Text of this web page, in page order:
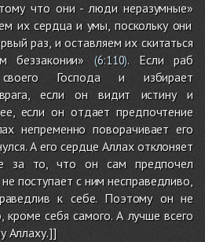
что они - люди неразумные»
их сердца и умы, поскольку они
раз, и оставляем их скитаться
беззаконии» (6:110). Если раб
Господа и избирает
если он видит истину и
если он отдает предпочтение
непременно поворачивает его
А его сердце Аллах отклоняет
за то, что он сам предпочел
поступает с ним несправедливо,
к себе. Поэтому он не
кроме себя самого. А лучше всего
Аллаху.]]